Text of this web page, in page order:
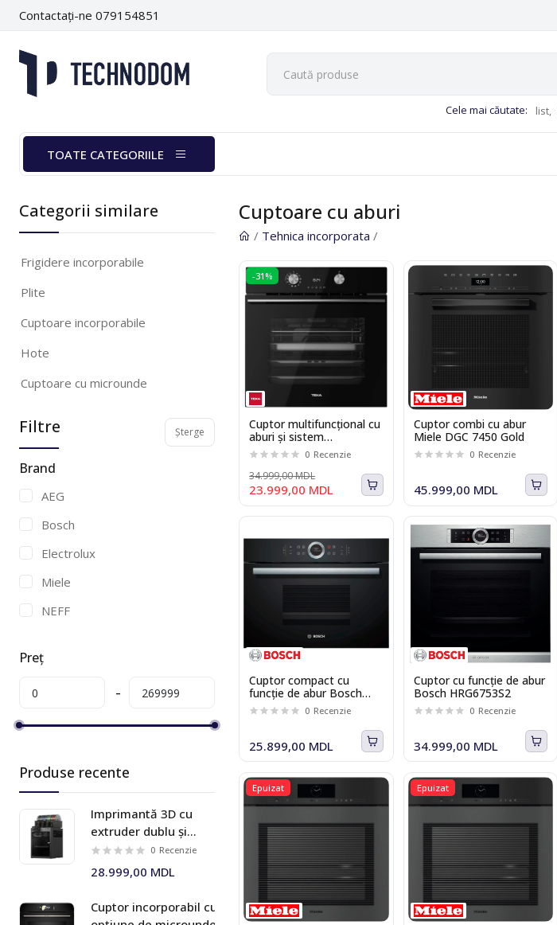
Contactați-ne 079154851
Cele mai căutate: list,
TOATE CATEGORIILE
Categorii similare
Frigidere incorporabile
Plite
Cuptoare incorporabile
Hote
Cuptoare cu microunde
Masini de spalat vase incorporate
Masini de spalat incorporabile
Espressoare incorporabile
Cuptoare cu aburi
Sertare termice si de vidare
Filtre Șterge
Brand
AEG
Bosch
Electrolux
Miele
NEFF
Teka
Preț
Produse recente
Imprimantă 3D cu
extruder dublu și
sistem multi-material
AMS 2 Pro Bambu Lab
0 Recenzie
28.999,00 MDL
Cuptor incorporabil cu
Cuptoare cu aburi
/ Tehnica incorporata /
-31%
Cuptor multifuncţional cu
aburi și sistem
SurroundTemp Teka
HLB8550SC
0 Recenzie
23.999,00 MDL
34.999,00 MDL
Cuptor combi cu abur
Miele DGC 7450 Gold
0 Recenzie
45.999,00 MDL
Cuptor compact cu
funcție de abur Bosch
CDG634BB1
0 Recenzie
25.899,00 MDL
Cuptor cu funcție de abur
Bosch HRG6753S2
0 Recenzie
34.999,00 MDL
Epuizat Epuizat